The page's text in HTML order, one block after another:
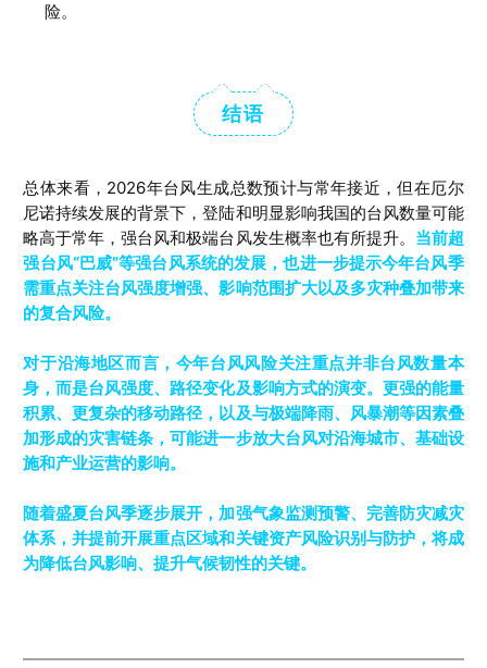
险。
结语
总体来看，2026年台风生成总数预计与常年接近，但在厄尔
尼诺持续发展的背景下，登陆和明显影响我国的台风数量可能
略高于常年，强台风和极端台风发生概率也有所提升。 当前超
强台风“巴威”等强台风系统的发展，也进一步提示今年台风季
需重点关注台风强度增强、影响范围扩大以及多灾种叠加带来
的复合风险。
对于沿海地区而言，今年台风风险关注重点并非台风数量本
身，而是台风强度、路径变化及影响方式的演变。更强的能量
积累、更复杂的移动路径，以及与极端降雨、风暴潮等因素叠
加形成的灾害链条，可能进一步放大台风对沿海城市、基础设
施和产业运营的影响。
随着盛夏台风季逐步展开，加强气象监测预警、完善防灾减灾
体系，并提前开展重点区域和关键资产风险识别与防护，将成
为降低台风影响、提升气候韧性的关键。